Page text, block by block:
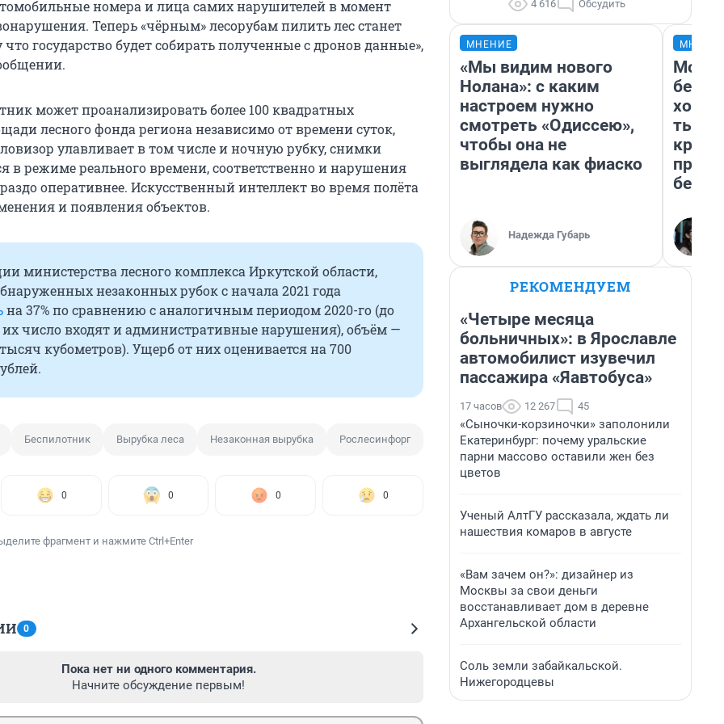
номера и лица самих нарушителей в момент
Теперь «чёрным» лесорубам пилить лес станет
государство будет собирать полученные с дронов данные»,
может проанализировать более 100 квадратных
лесного фонда региона независимо от времени суток,
улавливает в том числе и ночную рубку, снимки
в режиме реального времени, соответственно и нарушения
оперативнее. Искусственный интеллект во время полёта
и появления объектов.
министерства лесного комплекса Иркутской области,
незаконных рубок с начала 2021 года
на 37% по сравнению с аналогичным периодом 2020-го (до
их число входят и административные нарушения), объём —
тысяч кубометров). Ущерб от них оценивается на 700
Беспилотник Вырубка леса Незаконная вырубка Рослесинфорг Рубка леса
0 0 0 0
фрагмент и нажмите Ctrl+Enter
0
Пока нет ни одного комментария.
Начните обсуждение первым!
4 616 Обсудить
МНЕНИЕ
«Мы видим нового
Нолана»: с каким
настроем нужно
смотреть «Одиссею»,
чтобы она не
выглядела как фиаско
Надежда Губарь
Мой
РЕКОМЕНДУЕМ
«Четыре месяца
больничных»: в Ярославле
автомобилист изувечил
пассажира «Яавтобуса»
17 часов 12 267 45
«Сыночки-корзиночки» заполонили
Екатеринбург: почему уральские
парни массово оставили жен без
цветов
Ученый АлтГУ рассказала, ждать ли
нашествия комаров в августе
«Вам зачем он?»: дизайнер из
Москвы за свои деньги
восстанавливает дом в деревне
Архангельской области
Соль земли забайкальской.
Нижегородцевы